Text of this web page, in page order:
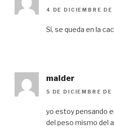
4 DE DICIEMBRE
Sí, se queda en la
malder
5 DE DICIEMBRE
yo estoy pensando
del peso mismo del